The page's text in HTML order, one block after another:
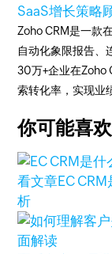
SaaS增长策略
Zoho CRM是一款
自动化象限报告、
30万+企业在Zoho
索转化率，实现业
你可能喜欢
看文章EC
析